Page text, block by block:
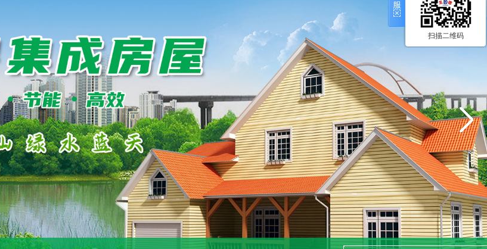
董事长致辞
企业理念
组织架构
轻钢建筑
集成房屋
活动板房
站
行业新闻
服
扫描二维码